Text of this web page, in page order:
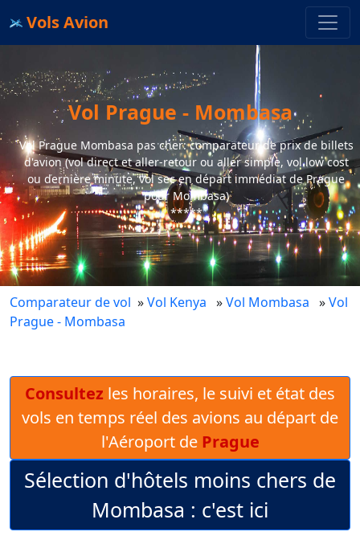
Vols Avion
Vol Prague - Mombasa
Vol Prague Mombasa pas cher: comparateur de prix de billets
d'avion (vol direct et aller-retour ou aller simple, vol low cost
ou dernière minute, vol sec en départ immédiat de Prague
pour Mombasa)
*****
Comparateur de vol »Vol Kenya »Vol Mombasa »Vol
Prague - Mombasa
Consultez les horaires, le suivi et état des
vols en temps réel des avions au départ de
l'Aéroport de Prague
Sélection d'hôtels moins chers de
Mombasa : c'est ici